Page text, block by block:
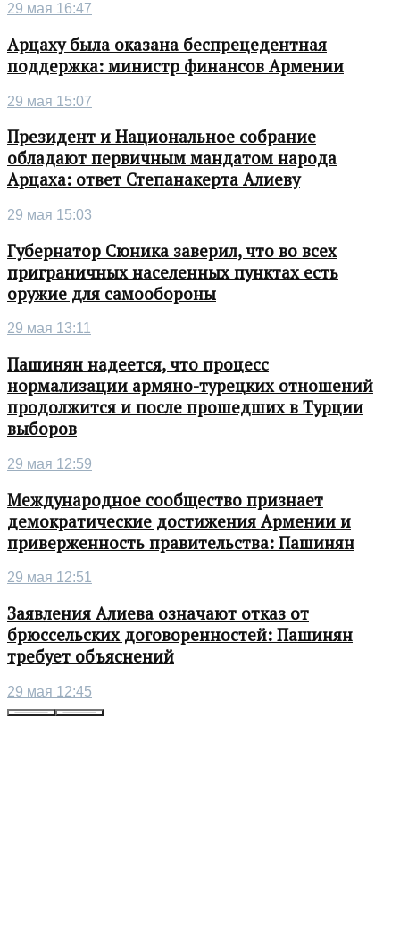
29 мая 16:47
Арцаху была оказана беспрецедентная
поддержка: министр финансов Армении
29 мая 15:07
Президент и Национальное собрание
обладают первичным мандатом народа
Арцаха: ответ Степанакерта Алиеву
29 мая 15:03
Губернатор Сюника заверил, что во всех
приграничных населенных пунктах есть
оружие для самообороны
29 мая 13:11
Пашинян надеется, что процесс
нормализации армяно-турецких отношений
продолжится и после прошедших в Турции
выборов
29 мая 12:59
Международное сообщество признает
демократические достижения Армении и
приверженность правительства: Пашинян
29 мая 12:51
Заявления Алиева означают отказ от
брюссельских договоренностей: Пашинян
требует объяснений
29 мая 12:45